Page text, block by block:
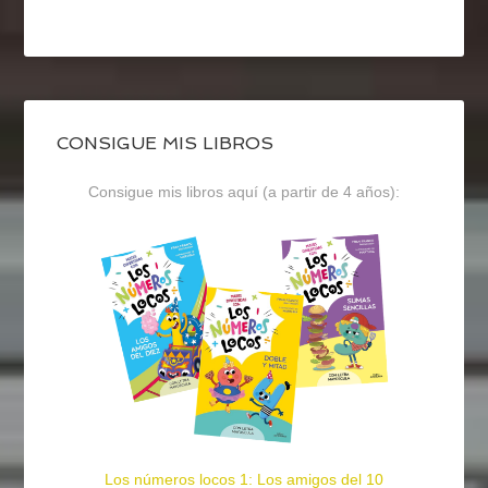
CONSIGUE MIS LIBROS
Consigue mis libros aquí (a partir de 4 años):
Los números locos 1: Los amigos del 10